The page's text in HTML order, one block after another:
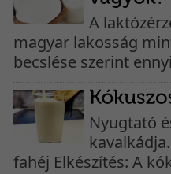
A
magyar lakosság
becslése szerint
Nyugtató
fahéj Elkészítés: A